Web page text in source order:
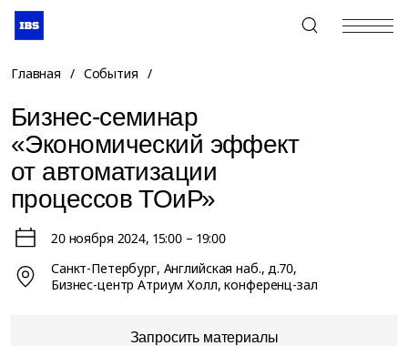
+7 (495) 967-80-80
Главная / События /
Бизнес-семинар
«Экономический эффект
от автоматизации
процессов ТОиР»
20 ноября 2024, 15:00 – 19:00
Санкт-Петербург, Английская наб., д.70,
Бизнес-центр Атриум Холл, конференц-зал
Запросить материалы